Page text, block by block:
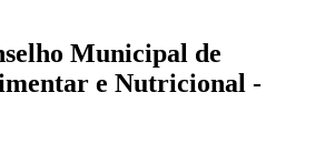
Municipal de
e Nutricional -